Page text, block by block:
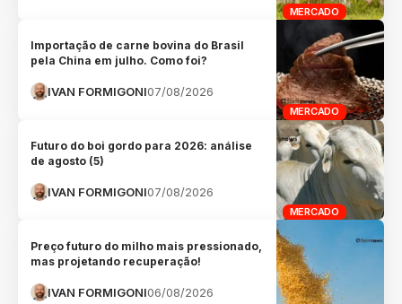
MERCADO
MERCADO
Importação de carne bovina do Brasil
pela China em julho. Como foi?
IVAN FORMIGONI07/08/2026
MERCADO
Futuro do boi gordo para 2026: análise
de agosto (5)
IVAN FORMIGONI07/08/2026
Preço futuro do milho mais pressionado,
mas projetando recuperação!
IVAN FORMIGONI06/08/2026